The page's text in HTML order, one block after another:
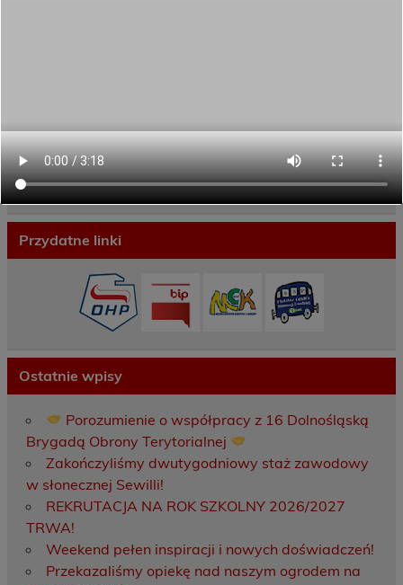
Aktywni górą!
Projekty UE
ECAM
Przydatne linki
Ostatnie wpisy
Porozumienie o współpracy z 16 Dolnośląską
Brygadą Obrony Terytorialnej
Zakończyliśmy dwutygodniowy staż zawodowy
w słonecznej Sewilli!
REKRUTACJA NA ROK SZKOLNY 2026/2027
TRWA!
Weekend pełen inspiracji i nowych doświadczeń!
Przekazaliśmy opiekę nad naszym ogrodem na